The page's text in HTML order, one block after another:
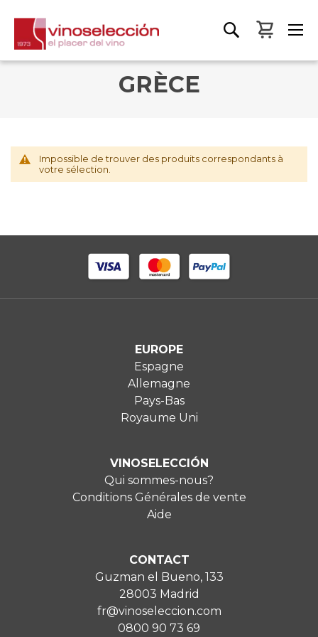
Mon
GRÈCE
Impossible de trouver des produits correspondants à
votre sélection.
EUROPE
Espagne
Allemagne
Pays-Bas
Royaume Uni
VINOSELECCIÓN
Qui sommes-nous?
Conditions Générales de vente
Aide
CONTACT
Guzman el Bueno, 133
28003 Madrid
fr@vinoseleccion.com
0800 90 73 69